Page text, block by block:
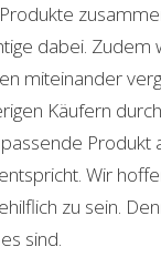
dabei. Zudem
miteinander
Käufern
Produkt
Wir
zu sein.
sind.